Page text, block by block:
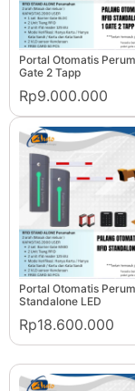
Portal Otomatis
Gate 2 Tapp
Rp9.000.000
Portal Otomatis
Standalone LED
Rp18.600.000